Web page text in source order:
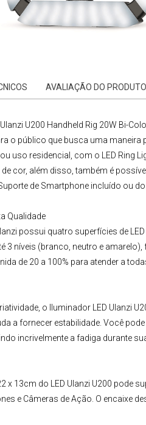
AVALIAÇÃO DO PRODUTO
Ulanzi U200 Handheld Rig 20W Bi-
o público que busca uma maneira
uso residencial, com o
LED Ring
de cor, além disso, também é
de Smartphone incluído ou
Qualidade
possui quatro superfícies de
3 níveis (branco, neutro e
de 20 a 100% para atender a
o
Iluminador LED Ulanzi
a fornecer estabilidade. Você
incrivelmente a fadiga durante
x 13cm do
LED Ulanzi U200 pode
e Câmeras de Ação. O encaixe